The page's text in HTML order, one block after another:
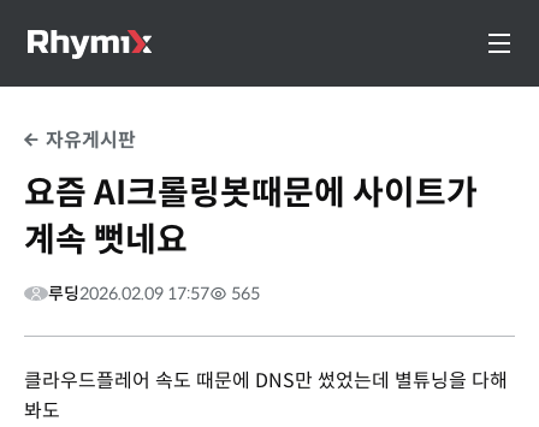
자유게시판
요즘 AI크롤링봇때문에 사이트가
계속 뻣네요
루딩2026.02.09 17:57 565
클라우드플레어 속도 때문에 DNS만 썼었는데 별튜닝을 다해
봐도